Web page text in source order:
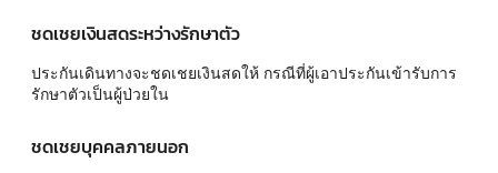
ชดเชยเงินสดระหว่างรักษาตัว
ประกันเดินทางจะชดเชยเงินสดให้ กรณีที่ผู้เอาประกันเข้ารับการ
รักษาตัวเป็นผู้ป่วยใน
ชดเชยบุคคลภายนอก